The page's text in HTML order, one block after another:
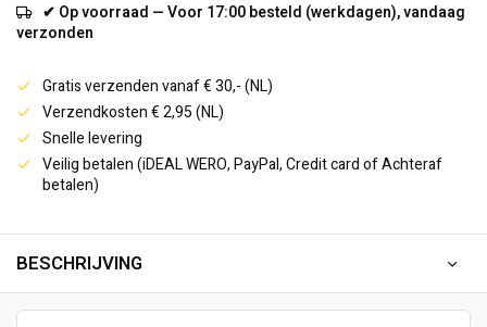
✔ Op voorraad — Voor 17:00 besteld (werkdagen), vandaag
verzonden
Gratis verzenden vanaf € 30,- (NL)
Verzendkosten € 2,95 (NL)
Snelle levering
Veilig betalen (iDEAL WERO, PayPal, Credit card of Achteraf
betalen)
BESCHRIJVING